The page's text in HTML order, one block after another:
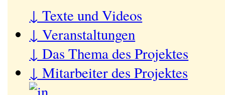
↓ Texte und Videos
↓ Veranstaltungen
↓ Das Thema des Projektes
↓ Mitarbeiter des Projektes